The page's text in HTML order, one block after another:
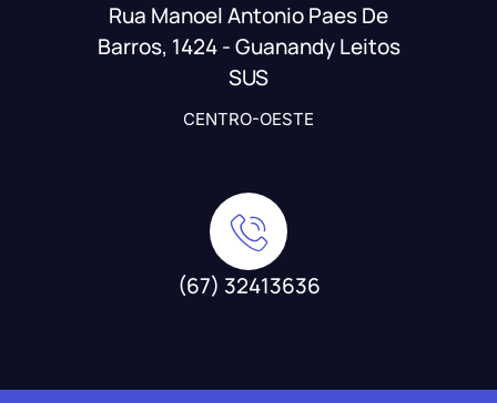
Rua Manoel Antonio Paes De
Barros, 1424 - Guanandy Leitos
SUS
CENTRO-OESTE
(67) 32413636